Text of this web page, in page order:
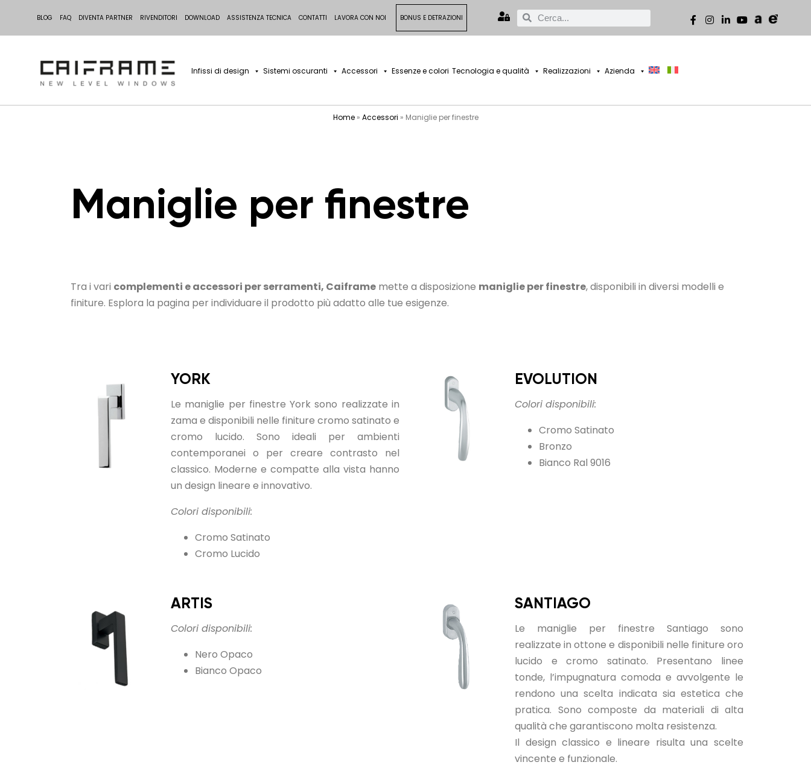
BLOG FAQ DIVENTA PARTNER RIVENDITORI DOWNLOAD ASSISTENZA TECNICA CONTATTI LAVORA CON NOI BONUS E DETRAZIONI
Infissi di design Sistemi oscuranti Accessori Essenze e colori Tecnologia e qualità Realizzazioni Azienda
Home» Accessori » Maniglie per finestre
Maniglie per finestre
Tra i vari complementi e accessori per serramenti, Caiframe mette a disposizione maniglie per finestre, disponibili in diversi modelli e
finiture. Esplora la pagina per individuare il prodotto più adatto alle tue esigenze.
YORK
Le maniglie per finestre York sono realizzate in
zama e disponibili nelle finiture cromo satinato e
cromo lucido. Sono ideali per ambienti
contemporanei o per creare contrasto nel
classico. Moderne e compatte alla vista hanno
un design lineare e innovativo.
Colori disponibili:
Cromo Satinato
Cromo Lucido
EVOLUTION
Colori disponibili:
Cromo Satinato
Bronzo
Bianco Ral 9016
ARTIS
Colori disponibili:
Nero Opaco
Bianco Opaco
SANTIAGO
Le maniglie per finestre Santiago sono
realizzate in ottone e disponibili nelle finiture oro
lucido e cromo satinato. Presentano linee
tonde, l’impugnatura comoda e avvolgente le
rendono una scelta indicata sia estetica che
pratica. Sono composte da materiali di alta
qualità che garantiscono molta resistenza.
Il design classico e lineare risulta una scelte
vincente e funzionale.